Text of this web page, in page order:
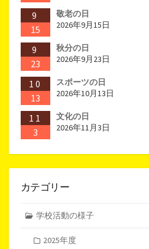
9
15
敬老の日
2026年9月15日
9
23
秋分の日
2026年9月23日
10
13
スポーツの日
2026年10月13日
11
3
文化の日
2026年11月3日
カテゴリー
学校活動の様子
2025年度